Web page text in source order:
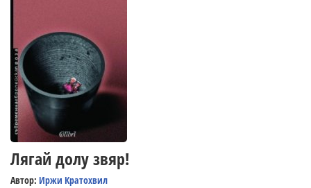
Лягай долу звяр!
Автор: Иржи Кратохвил